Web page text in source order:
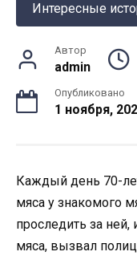
Интересные
Автор
admin
Опубликовано
1 ноября,
Каждый день 70-
мяса у знакомого
проследить за ней,
мяса, вызвал